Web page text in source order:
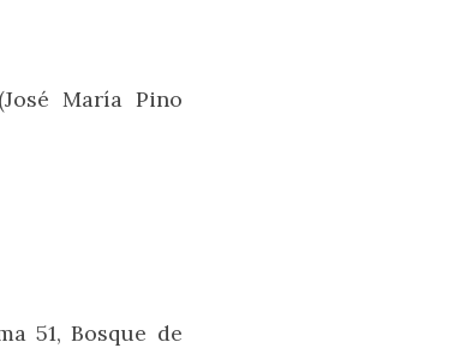
María Pino
51, Bosque de